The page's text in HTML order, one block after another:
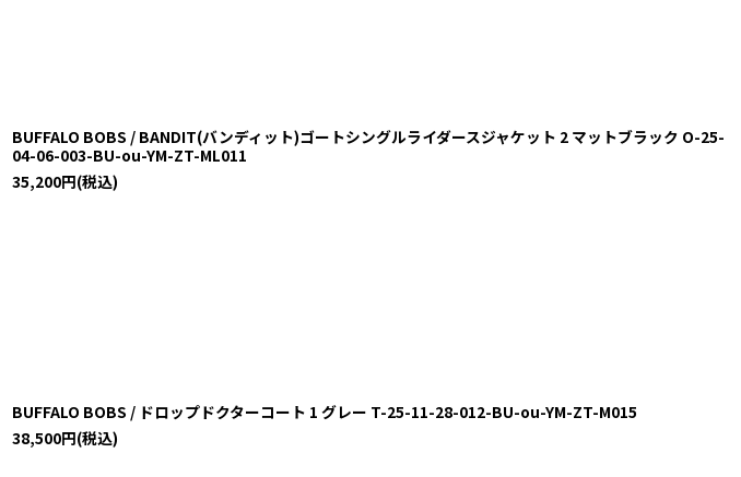
BUFFALO BOBS / BANDIT(バンディット)ゴートシングルライダースジャケット 2 マットブラック O-25-
04-06-003-BU-ou-YM-ZT-ML011
35,200円(税込)
BUFFALO BOBS / ドロップドクターコート 1 グレー T-25-11-28-012-BU-ou-YM-ZT-M015
38,500円(税込)